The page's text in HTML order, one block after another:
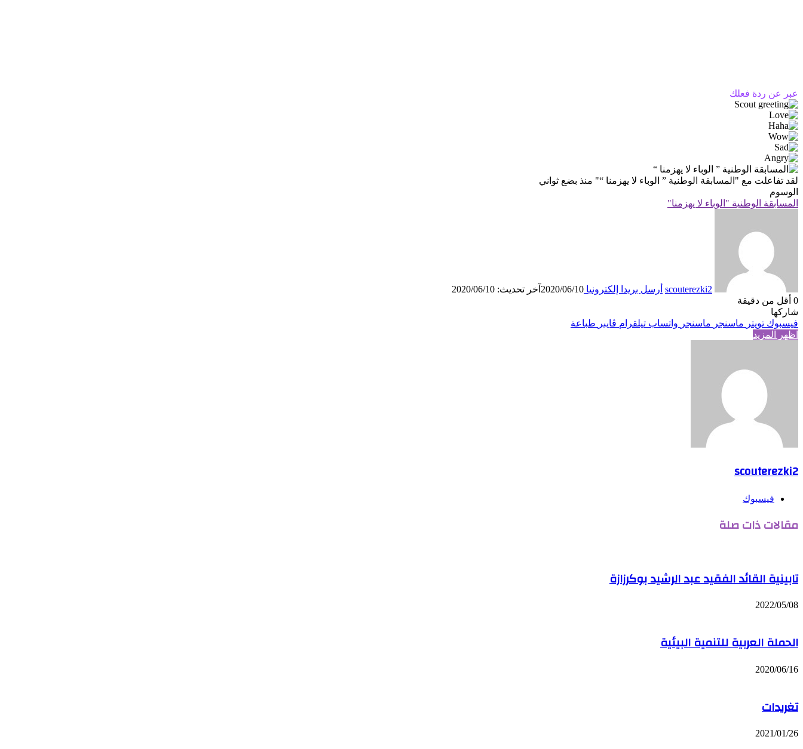
عبر عن ردة فعلك
لقد تفاعلت مع "المسابقة الوطنية ” الوباء لا يهزمنا “" منذ بضع ثواني
الوسوم
المسابقة الوطنية "الوباء لا يهزمنا"
scouterezki2 أرسل بريدا إلكترونيا 2020/06/10 آخر تحديث: 2020/06/10
0 أقل من دقيقة
شاركها
فيسبوك تويتر ماسنجر ماسنجر واتساب تيلقرام ڤايبر طباعة
اظهر المزيد
scouterezki2
فيسبوك
مقالات ذات صلة
تابينية القائد الفقيد عبد الرشيد بوكرزازة
2022/05/08
الحملة العربية للتنمية البيئية
2020/06/16
تغريدات
2021/01/26